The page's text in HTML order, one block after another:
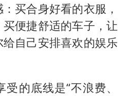
买合身好看的衣服，
便捷舒适的车子，让
自己安排喜欢的娱乐
的底线是“不浪费、